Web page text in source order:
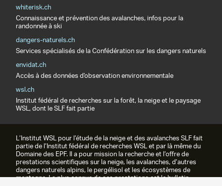
whiterisk.ch
Connaissance et prévention des avalanches, infos pour la
randonnée à ski
dangers-naturels.ch
Services spécialisés de la Confédération sur les dangers naturels
envidat.ch
Accès à des données d'observation environnementale
wsl.ch
Institut fédéral de recherches sur la forêt, la neige et le paysage
WSL, dont le SLF fait partie
L’Institut WSL pour l’étude de la neige et des avalanches SLF fait
partie de l’Institut fédéral de recherches WSL et par là même du
Domaine des EPF. Il a pour mission la recherche et l’offre de
prestations scientifiques sur la neige, les avalanches, d’autres
dangers naturels alpins, le pergélisol et les écosystèmes de
montagne. La plus connue de ses prestations est le bulletin